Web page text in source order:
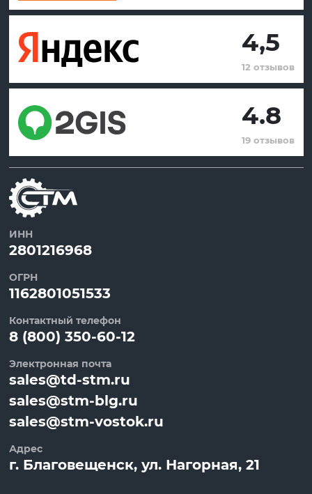
4,5
12 отзывов
4.8
19 отзывов
ИНН
2801216968
ОГРН
1162801051533
Контактный телефон
8 (800) 350-60-12
Электронная почта
sales@td-stm.ru
sales@stm-blg.ru
sales@stm-vostok.ru
Адрес
г. Благовещенск, ул. Нагорная, 21